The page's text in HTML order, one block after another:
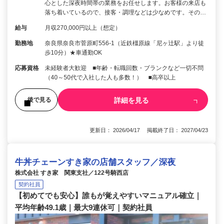
心とした深夜時間帯の業務をお任せします。お客様の来店も
落ち着いているので、接客・調理などは少なめです。その…
給与 月収270,000円以上（想定）
勤務地
奈良県奈良市菅原町556-1（近鉄橿原線「尼ヶ辻駅」より徒
歩10分）★車通勤OK
応募資格
未経験者大歓迎 ■年齢・転職回数・ブランクなど一切不問
（40～50代で入社した人も多数！） ■高卒以上
後で見る 詳細を見る
更新日： 2026/04/17 掲載終了日： 2027/04/23
牛丼チェーンすき家の店舗スタッフ／深夜
株式会社 すき家 関東支社／122号騎西店
契約社員
【初めてでも安心】誰もが覚えやすいマニュアル確立｜
平均年齢49.1歳｜最大9連休可｜契約社員